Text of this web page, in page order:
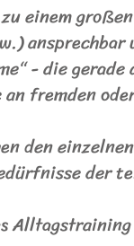
einem
- die
fremden
den
der